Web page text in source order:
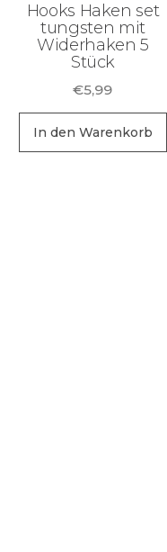
Hooks Haken set
tungsten mit
Widerhaken 5
Stück
€5,99
In den Warenkorb